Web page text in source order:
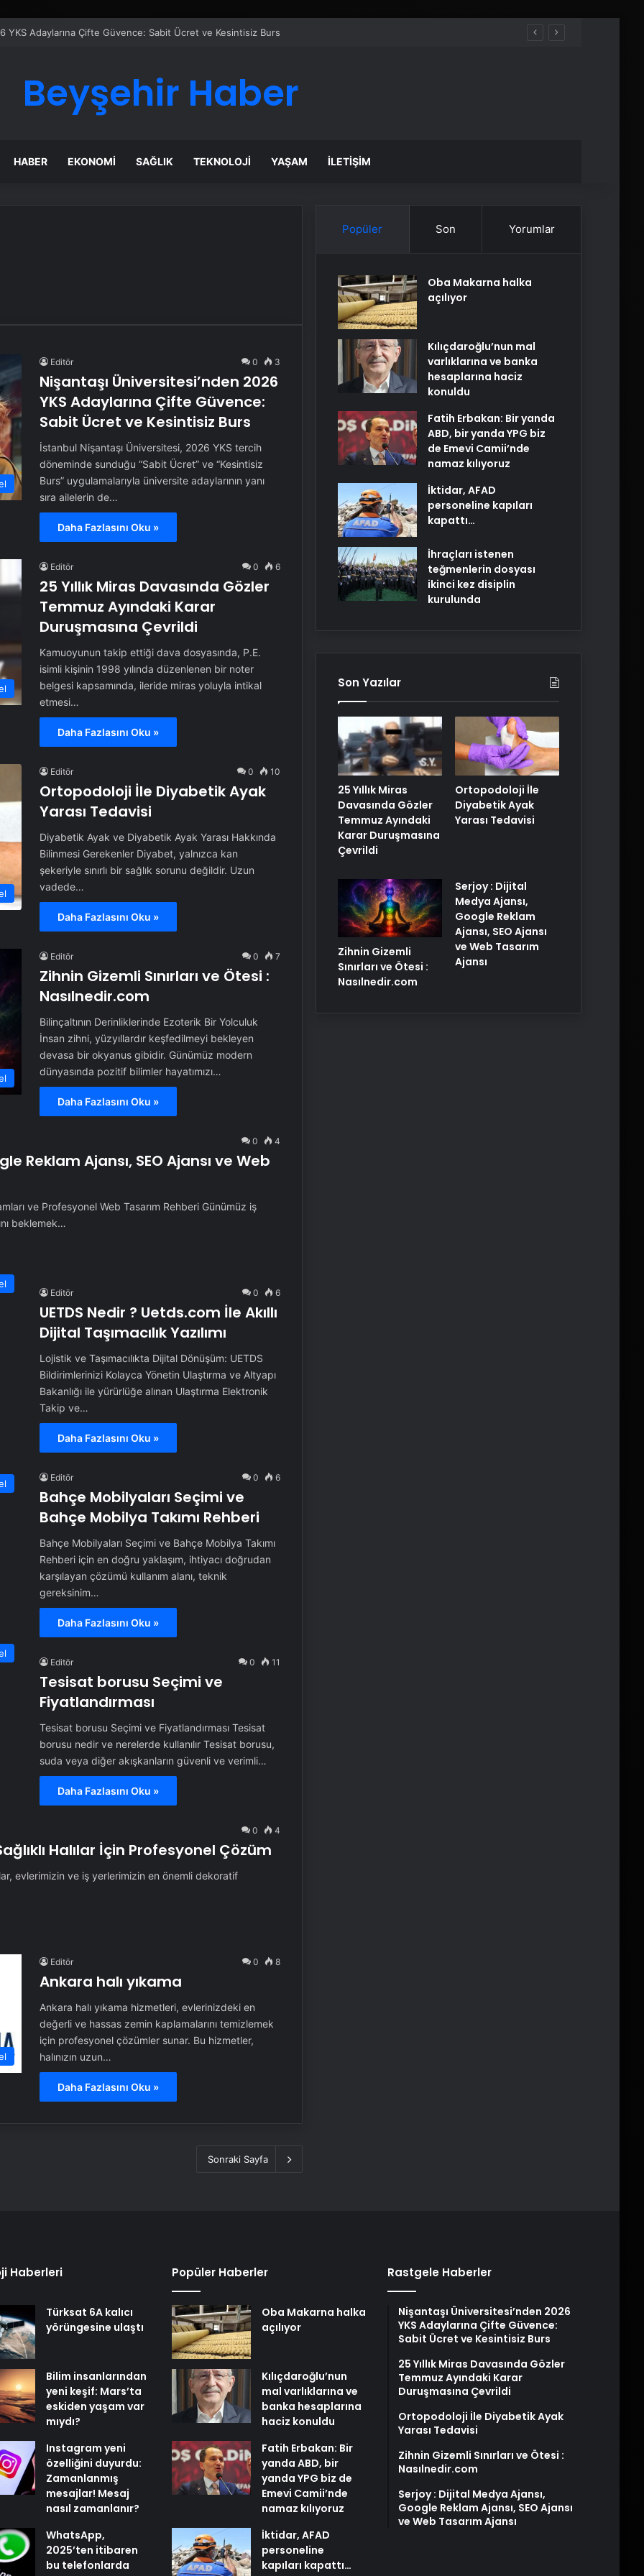
Ayındaki Karar Duruşmasına Çevrildi
Beyşehir Haber
HABER EKONOMI SAĞLIK TEKNOLOJI YAŞAM İLETIŞIM
Editör 0 3
Nişantaşı Üniversitesi’nden 2026
YKS Adaylarına Çifte Güvence:
Sabit Ücret ve Kesintisiz Burs
İstanbul Nişantaşı Üniversitesi, 2026 YKS tercih
döneminde sunduğu “Sabit Ücret” ve “Kesintisiz
Burs” uygulamalarıyla üniversite adaylarının yanı
sıra ailelerin de…
Daha Fazlasını Oku »
Editör 0 6
25 Yıllık Miras Davasında Gözler
Temmuz Ayındaki Karar
Duruşmasına Çevrildi
Kamuoyunun takip ettiği dava dosyasında, P.E.
isimli kişinin 1998 yılında düzenlenen bir noter
belgesi kapsamında, ileride miras yoluyla intikal
etmesi…
Daha Fazlasını Oku »
Editör 0 10
Ortopodoloji İle Diyabetik Ayak
Yarası Tedavisi
Diyabetik Ayak ve Diyabetik Ayak Yarası Hakkında
Bilinmesi Gerekenler Diyabet, yalnızca kan
şekeriyle sınırlı bir sağlık sorunu değildir. Uzun
vadede…
Daha Fazlasını Oku »
Editör 0 7
Zihnin Gizemli Sınırları ve Ötesi :
Nasılnedir.com
Bilinçaltının Derinliklerinde Ezoterik Bir Yolculuk
İnsan zihni, yüzyıllardır keşfedilmeyi bekleyen
devasa bir okyanus gibidir. Günümüz modern
dünyasında pozitif bilimler hayatımızı…
Daha Fazlasını Oku »
0 4
Reklam Ajansı, SEO Ajansı ve Web
ve Profesyonel Web Tasarım Rehberi Günümüz iş
beklemek…
Editör 0 6
UETDS Nedir ? Uetds.com İle Akıllı
Dijital Taşımacılık Yazılımı
Lojistik ve Taşımacılıkta Dijital Dönüşüm: UETDS
Bildirimlerinizi Kolayca Yönetin Ulaştırma ve Altyapı
Bakanlığı ile yürürlüğe alınan Ulaştırma Elektronik
Takip ve…
Daha Fazlasını Oku »
Editör 0 6
Bahçe Mobilyaları Seçimi ve
Bahçe Mobilya Takımı Rehberi
Bahçe Mobilyaları Seçimi ve Bahçe Mobilya Takımı
Rehberi için en doğru yaklaşım, ihtiyacı doğrudan
karşılayan çözümü kullanım alanı, teknik
gereksinim…
Daha Fazlasını Oku »
Editör 0 11
Tesisat borusu Seçimi ve
Fiyatlandırması
Tesisat borusu Seçimi ve Fiyatlandırması Tesisat
borusu nedir ve nerelerde kullanılır Tesisat borusu,
suda veya diğer akışkanların güvenli ve verimli…
Daha Fazlasını Oku »
0 4
Halılar İçin Profesyonel Çözüm
evlerimizin ve iş yerlerimizin en önemli dekoratif
Editör 0 8
Ankara halı yıkama
Ankara halı yıkama hizmetleri, evlerinizdeki en
değerli ve hassas zemin kaplamalarını temizlemek
için profesyonel çözümler sunar. Bu hizmetler,
halınızın uzun…
Daha Fazlasını Oku »
Sonraki Sayfa
Popüler Son Yorumlar
Oba Makarna halka
açılıyor
Kılıçdaroğlu’nun mal
varlıklarına ve banka
hesaplarına haciz
konuldu
Fatih Erbakan: Bir yanda
ABD, bir yanda YPG biz
de Emevi Camii’nde
namaz kılıyoruz
İktidar, AFAD
personeline kapıları
kapattı…
İhraçları istenen
teğmenlerin dosyası
ikinci kez disiplin
kurulunda
Son Yazılar
25 Yıllık Miras
Davasında Gözler
Temmuz Ayındaki
Karar Duruşmasına
Çevrildi
Ortopodoloji İle
Diyabetik Ayak
Yarası Tedavisi
Zihnin Gizemli
Sınırları ve Ötesi :
Nasılnedir.com
Serjoy : Dijital
Medya Ajansı,
Google Reklam
Ajansı, SEO Ajansı
ve Web Tasarım
Ajansı
Haberleri
Türksat 6A kalıcı
yörüngesine ulaştı
Bilim insanlarından
yeni keşif: Mars’ta
eskiden yaşam var
mıydı?
Instagram yeni
özelliğini duyurdu:
Zamanlanmış
mesajlar! Mesaj
nasıl zamanlanır?
WhatsApp,
2025’ten itibaren
bu telefonlarda
Popüler Haberler
Oba Makarna halka
açılıyor
Kılıçdaroğlu’nun
mal varlıklarına ve
banka hesaplarına
haciz konuldu
Fatih Erbakan: Bir
yanda ABD, bir
yanda YPG biz de
Emevi Camii’nde
namaz kılıyoruz
İktidar, AFAD
personeline
kapıları kapattı…
Rastgele Haberler
Nişantaşı Üniversitesi’nden 2026
YKS Adaylarına Çifte Güvence:
Sabit Ücret ve Kesintisiz Burs
25 Yıllık Miras Davasında Gözler
Temmuz Ayındaki Karar
Duruşmasına Çevrildi
Ortopodoloji İle Diyabetik Ayak
Yarası Tedavisi
Zihnin Gizemli Sınırları ve Ötesi :
Nasılnedir.com
Serjoy : Dijital Medya Ajansı,
Google Reklam Ajansı, SEO Ajansı
ve Web Tasarım Ajansı